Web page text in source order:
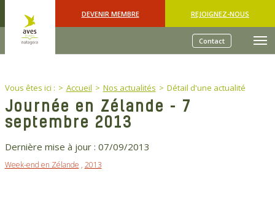
DEVENIR MEMBRE REJOIGNEZ-NOUS
Contact
You are here:
Vous êtes ici : Accueil Nos actualités Détail d'une actualité
Journée en Zélande - 7
septembre 2013
Dernière mise à jour : 07/09/2013
Week-end en Zélande , 2013